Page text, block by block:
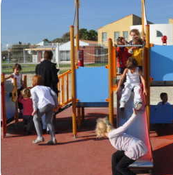
la
propriété
à
Mèze